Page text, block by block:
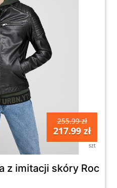
255.99 zł
217.99 zł
szt
z imitacji skóry Rocky